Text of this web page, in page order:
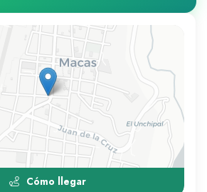
Cómo llegar